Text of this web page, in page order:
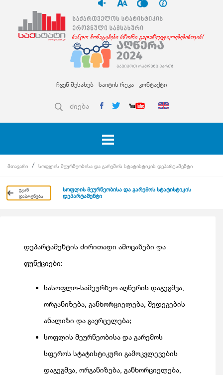
ჩვენ შესახებ საიტის რუკა კონტაქტი
ძიება
მთავარი სოფლის მეურნეობისა და გარემოს სტატისტიკის დეპარტამენტი
უკან
დაბრუნება
სოფლის მეურნეობისა და გარემოს სტატისტიკის
დეპარტამენტი
დეპარტამენტის ძირითადი ამოცანები და
ფუნქციები:
სასოფლო-სამეურნეო აღწერის დაგეგმვა,
ორგანიზება, განხორციელება, შედეგების
ანალიზი და გავრცელება;
სოფლის მეურნეობისა და გარემოს
სფეროს სტატისტიკური გამოკვლევების
დაგეგმვა, ორგანიზება, განხორციელება,